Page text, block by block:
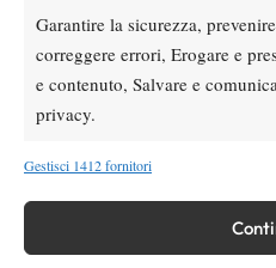
Garantire la sicurezza,
correggere errori, Erogare e
e contenuto, Salvare e
privacy.
Gestisci 1412 fornitori
DI
Australian
annunciato